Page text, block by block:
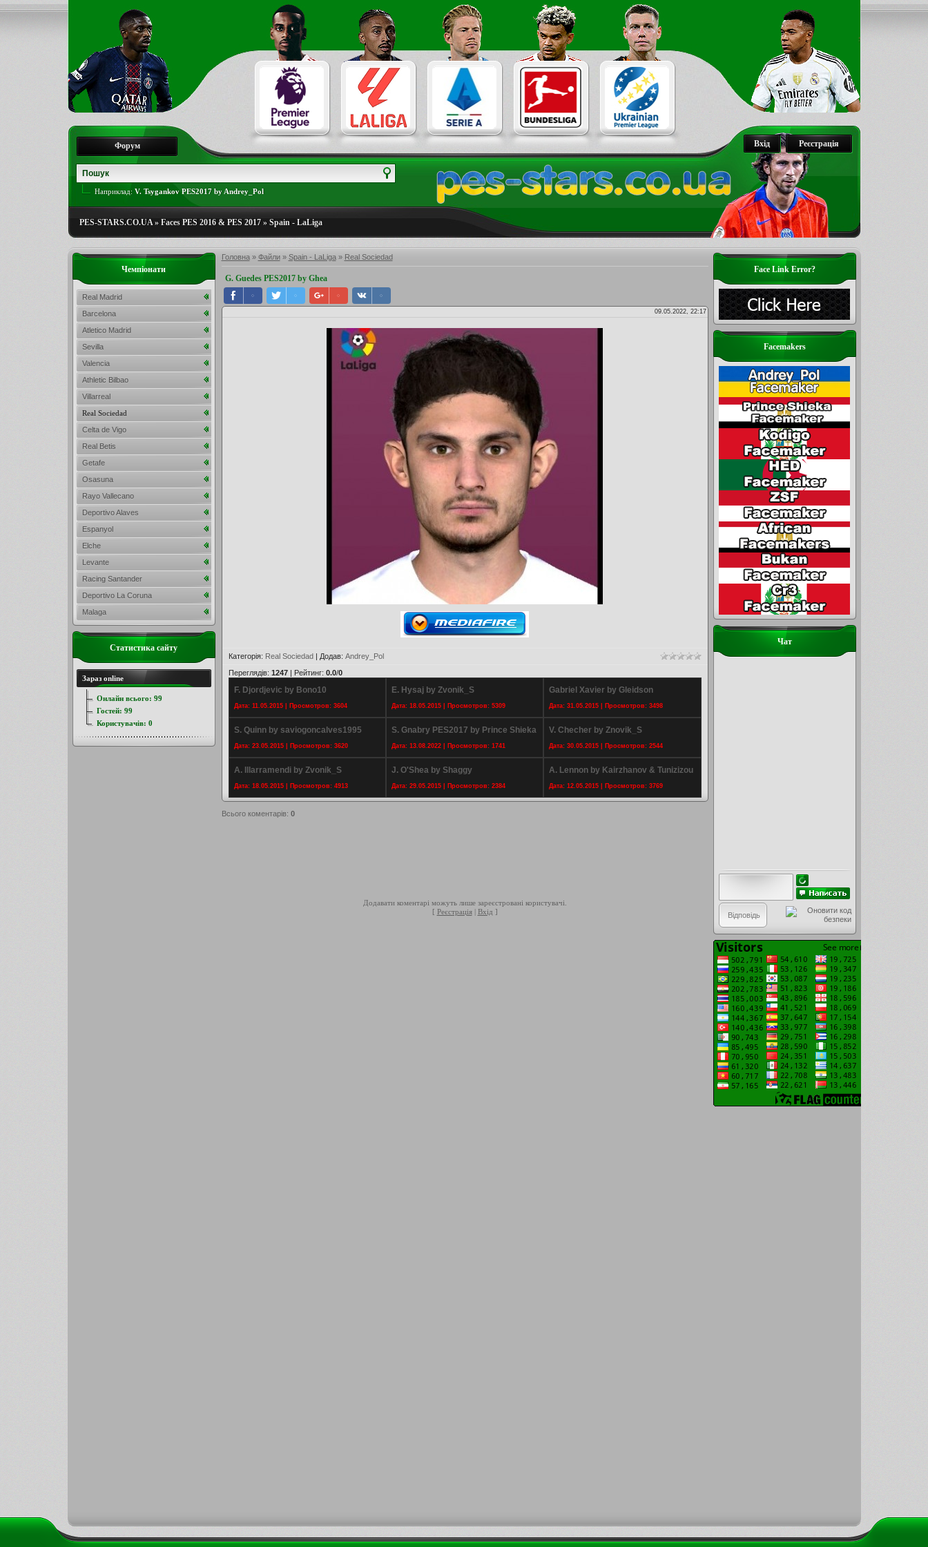
Реєстрація
Вхід
Форум
Наприклад: V. Tsygankov PES2017 by Andrey_Pol
PES-STARS.CO.UA» Faces PES 2016 & PES 2017» Spain - LaLiga
Головна» Файли» Spain - LaLiga» Real Sociedad
G. Guedes PES2017 by Ghea
09.05.2022, 22:17
Категорія: Real Sociedad| Додав: Andrey_Pol
Переглядів: 1247| Рейтинг: 0.0/0
F. Djordjevic by Bono10
Дата: 11.05.2015 | Просмотров: 3604
E. Hysaj by Zvonik_S
Дата: 18.05.2015 | Просмотров: 5309
Gabriel Xavier by Gleidson
Дата: 31.05.2015 | Просмотров: 3498
S. Quinn by saviogoncalves1995
Дата: 23.05.2015 | Просмотров: 3620
S. Gnabry PES2017 by Prince Shieka
Дата: 13.08.2022 | Просмотров: 1741
V. Checher by Znovik_S
Дата: 30.05.2015 | Просмотров: 2544
A. Illarramendi by Zvonik_S
Дата: 18.05.2015 | Просмотров: 4913
J. O'Shea by Shaggy
Дата: 29.05.2015 | Просмотров: 2384
A. Lennon by Kairzhanov & Tunizizou
Дата: 12.05.2015 | Просмотров: 3769
Всього коментарів: 0
Додавати коментарі можуть лише зареєстровані користувачі.
[ Реєстрація| Вхід ]
Face Link Error?
Facemakers
Чат
Чемпіонати
Real Madrid
Barcelona
Atletico Madrid
Sevilla
Valencia
Athletic Bilbao
Villarreal
Real Sociedad
Celta de Vigo
Real Betis
Getafe
Osasuna
Rayo Vallecano
Deportivo Alaves
Espanyol
Elche
Levante
Racing Santander
Deportivo La Coruna
Malaga
Статистика сайту
Зараз online
Онлайн всього: 99
Гостей: 99
Користувачів: 0